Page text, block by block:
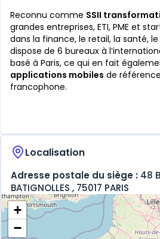
Reconnu comme SSII
grandes entreprises, ETI, PME et
dans la finance, le retail, la santé,
dispose de 6 bureaux à
basé à Paris, ce qui en fait
applications mobiles de
francophone.
Localisation
Adresse postale du siège : 48
BATIGNOLLES , 75017 PARIS
+
−